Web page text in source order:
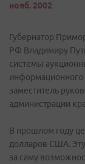
нояб. 2002
Губернатор
РФ Владимиру
системы
информационного
заместитель
администрации
В прошлом году
долларов США.
за саму